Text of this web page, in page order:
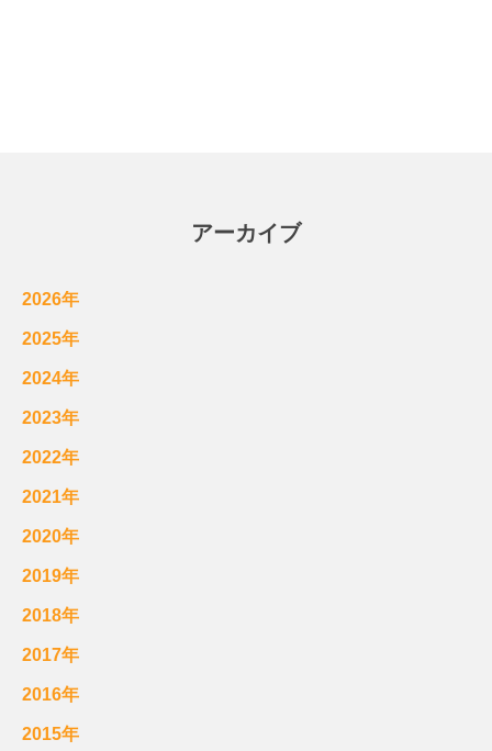
アーカイブ
2026年
2025年
2024年
2023年
2022年
2021年
2020年
2019年
2018年
2017年
2016年
2015年